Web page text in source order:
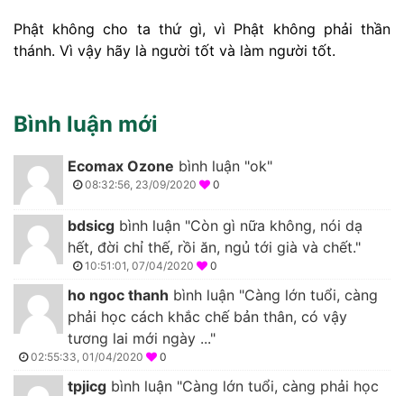
Phật không cho ta thứ gì, vì Phật không phải thần
thánh. Vì vậy hãy là người tốt và làm người tốt.
Bình luận mới
Ecomax Ozone bình luận "ok"
08:32:56, 23/09/2020 0
bdsicg bình luận "Còn gì nữa không, nói dạ
hết, đời chỉ thế, rồi ăn, ngủ tới già và chết."
10:51:01, 07/04/2020 0
ho ngoc thanh bình luận "Càng lớn tuổi, càng
phải học cách khắc chế bản thân, có vậy
tương lai mới ngày ..."
02:55:33, 01/04/2020 0
tpjicg bình luận "Càng lớn tuổi, càng phải học